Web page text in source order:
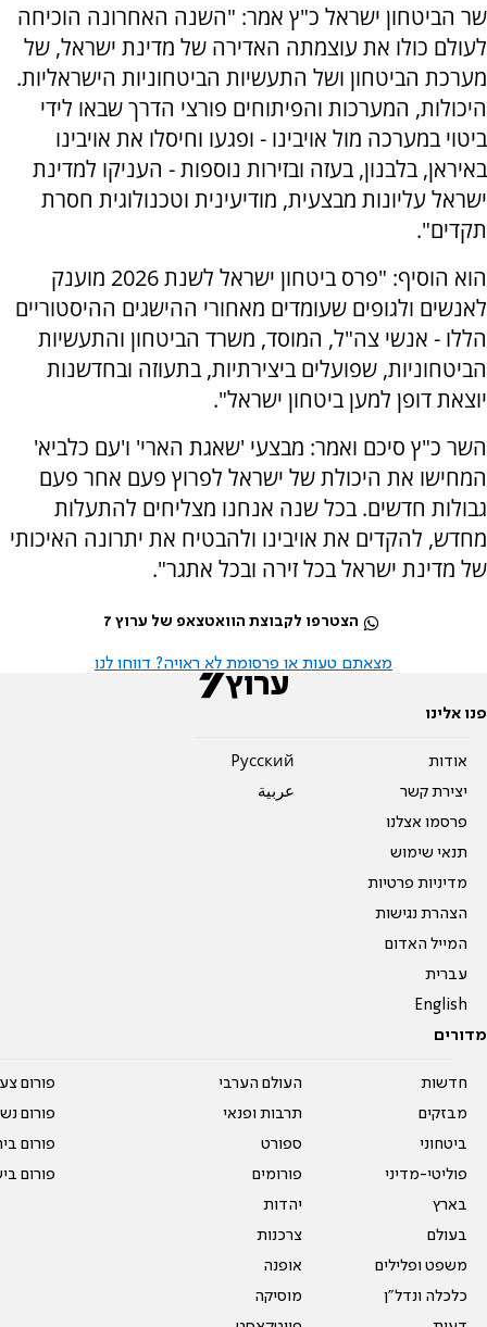
שר הביטחון ישראל כ"ץ אמר: "השנה האחרונה הוכיחה
לעולם כולו את עוצמתה האדירה של מדינת ישראל, של
מערכת הביטחון ושל התעשיות הביטחוניות הישראליות.
היכולות, המערכות והפיתוחים פורצי הדרך שבאו לידי
ביטוי במערכה מול אויבינו - ופגעו וחיסלו את אויבינו
באיראן, בלבנון, בעזה ובזירות נוספות - העניקו למדינת
ישראל עליונות מבצעית, מודיעינית וטכנולוגית חסרת
תקדים".
הוא הוסיף: "פרס ביטחון ישראל לשנת 2026 מוענק
לאנשים ולגופים שעומדים מאחורי ההישגים ההיסטוריים
הללו - אנשי צה"ל, המוסד, משרד הביטחון והתעשיות
הביטחוניות, שפועלים ביצירתיות, בתעוזה ובחדשנות
יוצאת דופן למען ביטחון ישראל".
השר כ"ץ סיכם ואמר: מבצעי 'שאגת הארי' ו'עם כלביא'
המחישו את היכולת של ישראל לפרוץ פעם אחר פעם
גבולות חדשים. בכל שנה אנחנו מצליחים להתעלות
מחדש, להקדים את אויבינו ולהבטיח את יתרונה האיכותי
של מדינת ישראל בכל זירה ובכל אתגר".
הצטרפו לקבוצת הוואטצאפ של ערוץ 7
מצאתם טעות או פרסומת לא ראויה? דווחו לנו
פנו אלינו
אודות
יצירת קשר
פרסמו אצלנו
תנאי שימוש
מדיניות פרטיות
הצהרת נגישות
המייל האדום
עברית
English
Pусский
عربية
מדורים
חדשות
מבזקים
ביטחוני
פוליטי-מדיני
בארץ
בעולם
משפט ופלילים
כלכלה ונדל"ן
העולם הערבי
תרבות ופנאי
ספורט
פורומים
יהדות
צרכנות
אופנה
מוסיקה
פורום
פורום
פורום
פורום